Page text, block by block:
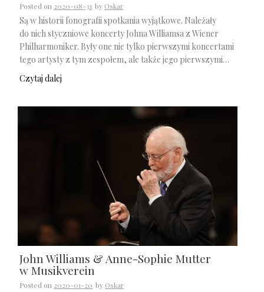
Posted on 2020-08-31 by Oskar
Są w historii fonografii spotkania wyjątkowe. Należały
do nich styczniowe koncerty Johna Williamsa z Wiener
Philharmoniker. Były one nie tylko pierwszymi koncertami
tego artysty z tym zespołem, ale także jego pierwszymi…
Czytaj dalej
John Williams & Anne-Sophie Mutter
w Musikverein
Posted on 2020-01-20 by Oskar